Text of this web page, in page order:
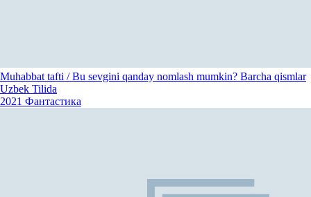
Muhabbat tafti / Bu sevgini qanday nomlash mumkin? Barcha qismlar
Uzbek Tilida
2021 Фантастика